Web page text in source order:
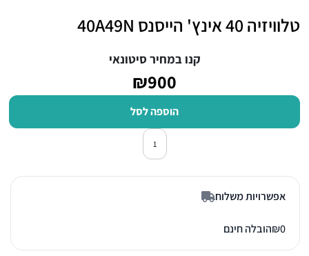
טלוויזיה 40 אינץ' הייסנס 40A49N
קנו במחיר סיטונאי
₪900
הוספה לסל
כמות של טלוויזיה 40 אינץ' הייסנס 40A49N
אפשרויות משלוח
₪0 הובלה חינם